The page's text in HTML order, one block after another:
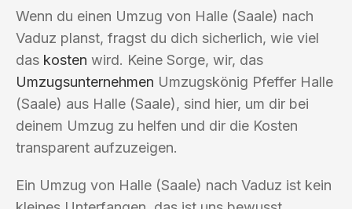
Wenn du einen Umzug von Halle (Saale) nach
Vaduz planst, fragst du dich sicherlich, wie viel
das kosten wird. Keine Sorge, wir, das
Umzugsunternehmen Umzugskönig Pfeffer Halle
(Saale) aus Halle (Saale), sind hier, um dir bei
deinem Umzug zu helfen und dir die Kosten
transparent aufzuzeigen.
Ein Umzug von Halle (Saale) nach Vaduz ist kein